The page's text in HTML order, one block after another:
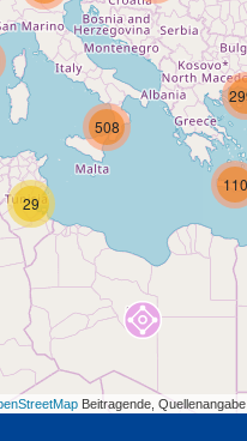
29
110
508
Beitragende, Quellenangabe